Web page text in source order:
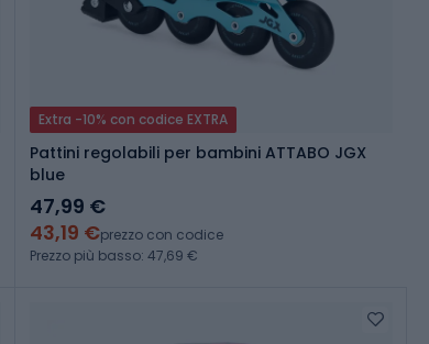
Extra -10% con codice EXTRA
Pattini regolabili per bambini ATTABO JGX
blue
47,99 €
43,19 €prezzo con codice
Prezzo più basso: 47,69 €